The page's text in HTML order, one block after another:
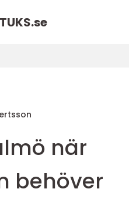
se
när
behöver